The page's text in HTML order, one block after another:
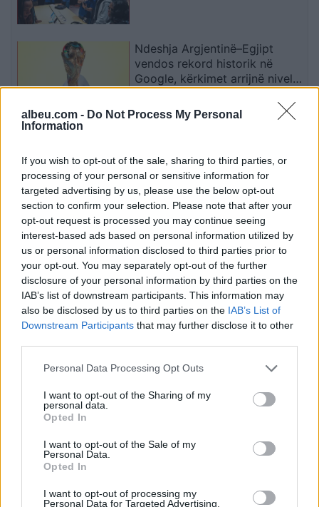
albeu.com - Do Not Process My Personal
Information
If you wish to opt-out of the sale, sharing to third parties, or
processing of your personal or sensitive information for
targeted advertising by us, please use the below opt-out
section to confirm your selection. Please note that after your
opt-out request is processed you may continue seeing
interest-based ads based on personal information utilized by
us or personal information disclosed to third parties prior to
your opt-out. You may separately opt-out of the further
disclosure of your personal information by third parties on the
IAB’s list of downstream participants. This information may
also be disclosed by us to third parties on the IAB’s List of
Downstream Participants that may further disclose it to other
Personal Data Processing Opt Outs
I want to opt-out of the Sharing of my
personal data.
Opted In
I want to opt-out of the Sale of my
Personal Data.
Opted In
I want to opt-out of processing my
Personal Data for Targeted Advertising.
Ndeshja Argjentinë–Egjipt
vendos rekord historik në
Google, kërkimet arrijnë nivele
të papara
shoqëri afatgjatë
Esim for USA|Esim for Italy| Esim for Spain | Esim